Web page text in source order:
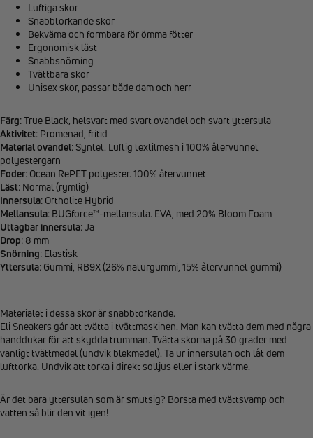
Luftiga skor
Snabbtorkande skor
Bekväma och formbara för ömma fötter
Ergonomisk läst
Snabbsnörning
Tvättbara skor
Unisex skor, passar både dam och herr
Färg: True Black, helsvart med svart ovandel och svart yttersula
Aktivitet: Promenad, fritid
Material ovandel: Syntet. Luftig textilmesh i 100% återvunnet
polyestergarn
Foder: Ocean RePET polyester. 100% återvunnet
Läst: Normal (rymlig)
Innersula: Ortholite Hybrid
Mellansula: BUGforce™-mellansula. EVA, med 20% Bloom Foam
Uttagbar innersula: Ja
Drop: 8 mm
Snörning: Elastisk
Yttersula: Gummi, RB9X (26% naturgummi, 15% återvunnet gummi)
Materialet i dessa skor är snabbtorkande.
Eli Sneakers går att tvätta i tvättmaskinen. Man kan tvätta dem med några
handdukar för att skydda trumman. Tvätta skorna på 30 grader med
vanligt tvättmedel (undvik blekmedel). Ta ur innersulan och låt dem
lufttorka. Undvik att torka i direkt solljus eller i stark värme.
Är det bara yttersulan som är smutsig? Borsta med tvättsvamp och
vatten så blir den vit igen!